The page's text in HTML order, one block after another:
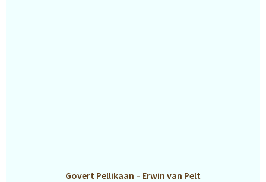
Govert Pellikaan - Erwin van Pelt